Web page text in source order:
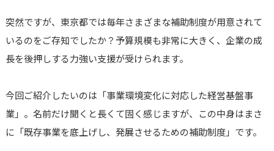
突然ですが、東京都では毎年さまざまな補助制度が用意されて
いるのをご存知でしたか？予算規模も非常に大きく、企業の成
長を後押しする力強い支援が受けられます。
今回ご紹介したいのは「事業環境変化に対応した経営基盤事
業」。名前だけ聞くと長くて固く感じますが、この中身はまさ
に「既存事業を底上げし、発展させるための補助制度」です。